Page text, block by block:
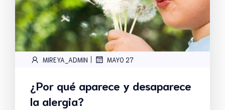
MIREYA_ADMIN | MAYO 27
¿Por qué aparece y desaparece
la alergia?